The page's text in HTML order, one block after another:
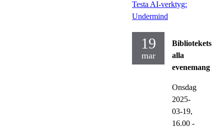
Testa AI-verktyg:
Undermind
19
mar
Bibliotekets
alla
evenemang
Onsdag
2025-
03-19,
16.00 -